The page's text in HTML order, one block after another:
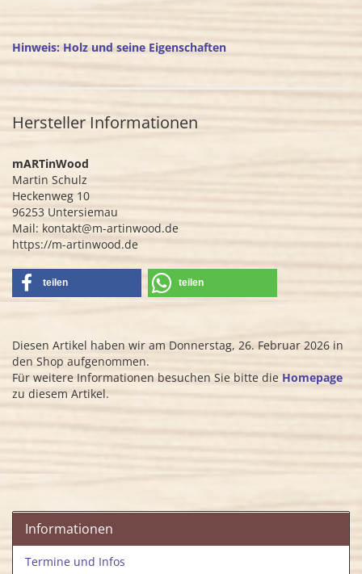
Hinweis: Holz und seine Eigenschaften
Hersteller Informationen
mARTinWood
Martin Schulz
Heckenweg 10
96253 Untersiemau
Mail: kontakt@m-artinwood.de
https://m-artinwood.de
teilen teilen
Diesen Artikel haben wir am Donnerstag, 26. Februar 2026 in
den Shop aufgenommen.
Für weitere Informationen besuchen Sie bitte die Homepage
zu diesem Artikel.
Informationen
Termine und Infos